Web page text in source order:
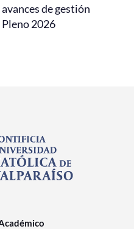
de gestión
2026